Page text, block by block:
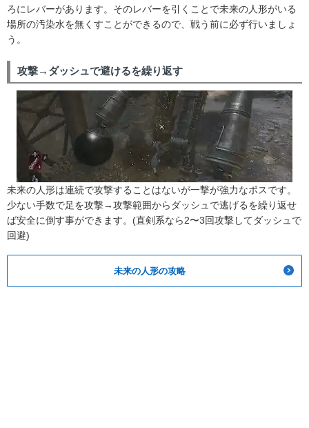
ろにレバーがあります。そのレバーを引くことで未来の人形がいる
場所の汚染水を無くすことができるので、戦う前に必ず行いましょ
う。
攻撃→ダッシュで避けるを繰り返す
未来の人形は連続で攻撃することはないが一撃が強力なボスです。
少ない手数で足を攻撃→攻撃範囲からダッシュで逃げるを繰り返せ
ば安全に倒す事ができます。(直剣系なら2〜3回攻撃してダッシュで
回避)
未来の人形の攻略